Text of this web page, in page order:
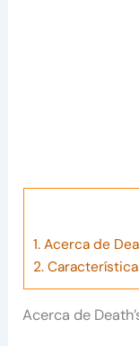
1.Acerca de
2.
Acerca de